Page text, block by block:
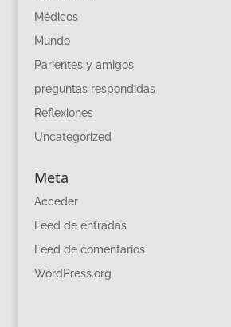
Médicos
Mundo
Parientes y amigos
preguntas respondidas
Reflexiones
Uncategorized
Meta
Acceder
Feed de entradas
Feed de comentarios
WordPress.org